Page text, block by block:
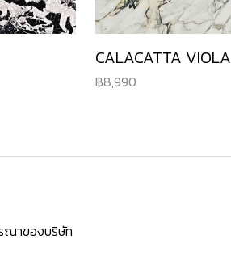
CALACATTA VIOLA
8,990
ณาของบริษัท